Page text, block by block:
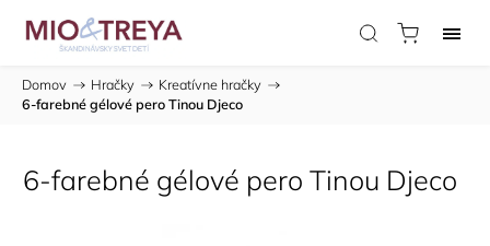
Domov / Hračky / Kreatívne hračky /
6-farebné gélové pero Tinou Djeco
6-farebné gélové pero Tinou Djeco